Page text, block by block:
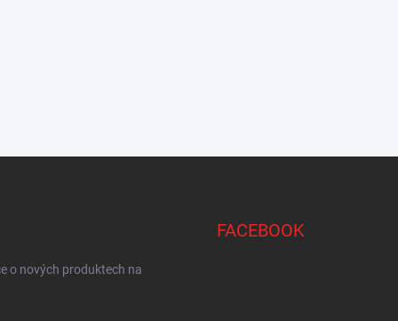
o nových produktech na
FACEBOOK